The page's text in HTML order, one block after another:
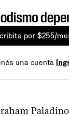
por $255/
una cuenta